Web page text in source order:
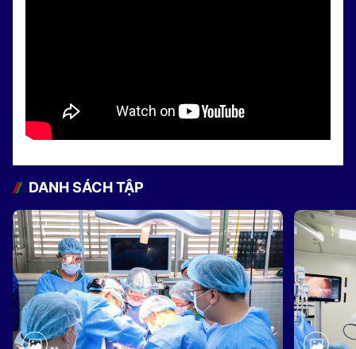
DANH SÁCH TẬP